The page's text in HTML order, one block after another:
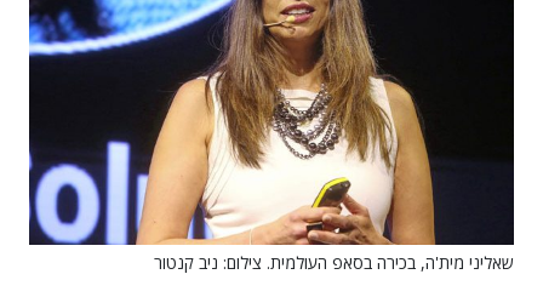
שאליני מית'ה, בכירה בסאפ העולמית. צילום: ניב קנטור